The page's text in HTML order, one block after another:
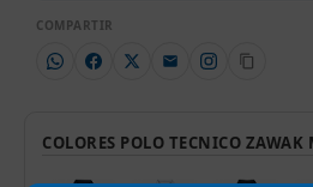
COMPARTIR
COLORES POLO TECNICO